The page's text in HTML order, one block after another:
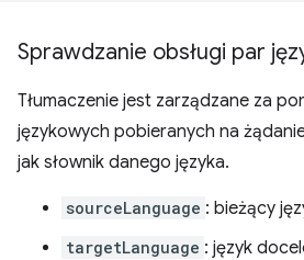
Sprawdzanie obsługi par
Tłumaczenie jest zarządzane za
językowych pobieranych na
jak słownik danego języka.
sourceLanguage : bieżący
targetLanguage : język